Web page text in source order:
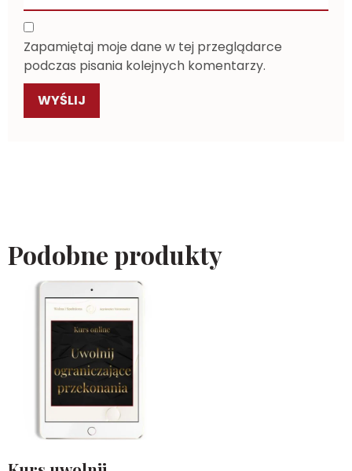
Zapamiętaj moje dane w tej przeglądarce
podczas pisania kolejnych komentarzy.
Podobne produkty